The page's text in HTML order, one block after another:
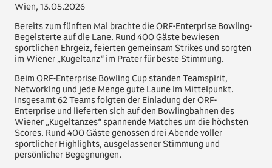
Wien,13.05.2026
Bereits zum fünften Mal brachte die ORF-Enterprise Bowling-
Begeisterte auf die Lane. Rund 400 Gäste bewiesen
sportlichen Ehrgeiz, feierten gemeinsam Strikes und sorgten
im Wiener „Kugeltanz“ im Prater für beste Stimmung.
Beim ORF-Enterprise Bowling Cup standen Teamspirit,
Networking und jede Menge gute Laune im Mittelpunkt.
Insgesamt 62 Teams folgten der Einladung der ORF-
Enterprise und lieferten sich auf den Bowlingbahnen des
Wiener „Kugeltanzes“ spannende Matches um die höchsten
Scores. Rund 400 Gäste genossen drei Abende voller
sportlicher Highlights, ausgelassener Stimmung und
persönlicher Begegnungen.